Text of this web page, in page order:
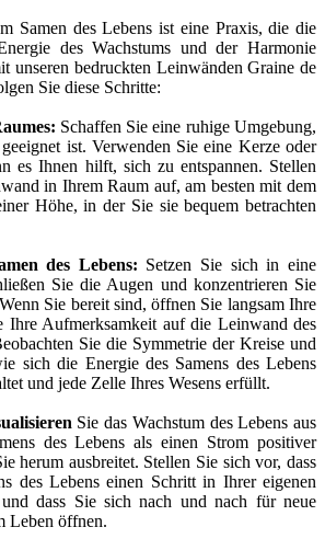
Samen des Lebens ist eine Praxis, die die
des Wachstums und der Harmonie
unseren bedruckten Leinwänden Graine de
Sie diese Schritte:
Schaffen Sie eine ruhige Umgebung,
ist. Verwenden Sie eine Kerze oder
es Ihnen hilft, sich zu entspannen. Stellen
in Ihrem Raum auf, am besten mit dem
Höhe, in der Sie sie bequem betrachten
des Lebens: Setzen Sie sich in eine
Sie die Augen und konzentrieren Sie
Sie bereit sind, öffnen Sie langsam Ihre
Ihre Aufmerksamkeit auf die Leinwand des
Sie die Symmetrie der Kreise und
sich die Energie des Samens des Lebens
und jede Zelle Ihres Wesens erfüllt.
Sie das Wachstum des Lebens aus
des Lebens als einen Strom positiver
herum ausbreitet. Stellen Sie sich vor, dass
des Lebens einen Schritt in Ihrer eigenen
dass Sie sich nach und nach für neue
Leben öffnen.